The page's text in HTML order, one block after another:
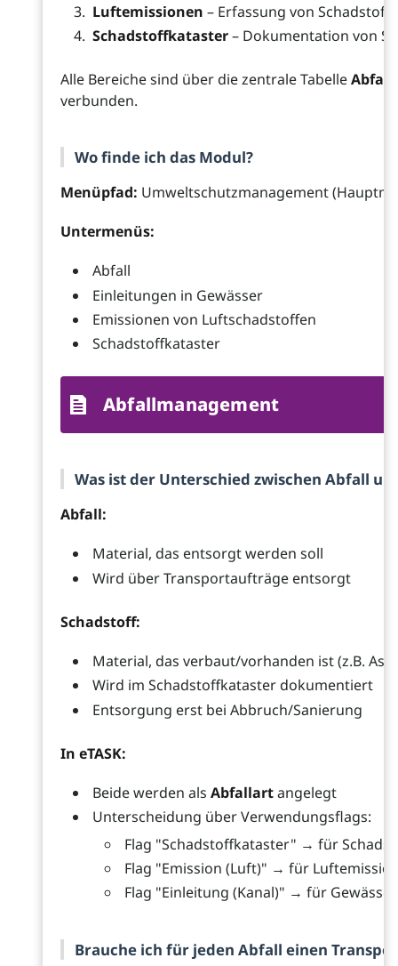
Luftemissionen – Erfassung von
Schadstoffkataster– Dokumentation von
Alle Bereiche sind über die zentrale Tabelle
verbunden.
Wo finde ich das Modul?
Menüpfad: Umweltschutzmanagement
Untermenüs:
Abfall
Einleitungen in Gewässer
Emissionen von Luftschadstoffen
Schadstoffkataster
Abfallmanagement
Was ist der Unterschied zwischen Abfall
Abfall:
Material, das entsorgt werden soll
Wird über Transportaufträge entsorgt
Schadstoff:
Material, das verbaut/vorhanden ist (z.B.
Wird im Schadstoffkataster dokumentiert
Entsorgung erst bei Abbruch/Sanierung
In eTASK:
Beide werden als Abfallartangelegt
Unterscheidung über Verwendungsflags:
Flag "Schadstoffkataster" → für
Flag "Emission (Luft)" → für
Flag "Einleitung (Kanal)" → für
Brauche ich für jeden Abfall einen